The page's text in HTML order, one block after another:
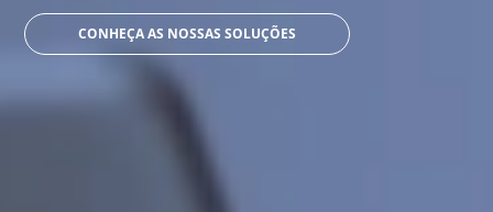
CONHEÇA AS NOSSAS SOLUÇÕES